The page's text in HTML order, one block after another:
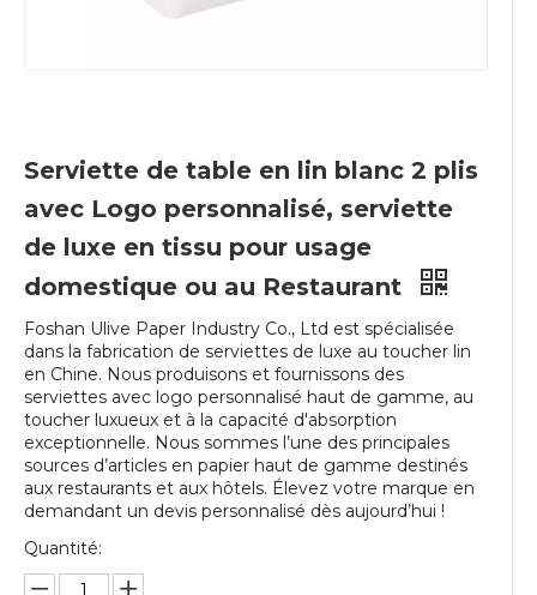
Serviette de table en lin blanc 2 plis
avec Logo personnalisé, serviette
de luxe en tissu pour usage
domestique ou au Restaurant
Foshan Ulive Paper Industry Co., Ltd est spécialisée
dans la fabrication de serviettes de luxe au toucher lin
en Chine. Nous produisons et fournissons des
serviettes avec logo personnalisé haut de gamme, au
toucher luxueux et à la capacité d'absorption
exceptionnelle. Nous sommes l’une des principales
sources d’articles en papier haut de gamme destinés
aux restaurants et aux hôtels. Élevez votre marque en
demandant un devis personnalisé dès aujourd’hui !
Quantité: